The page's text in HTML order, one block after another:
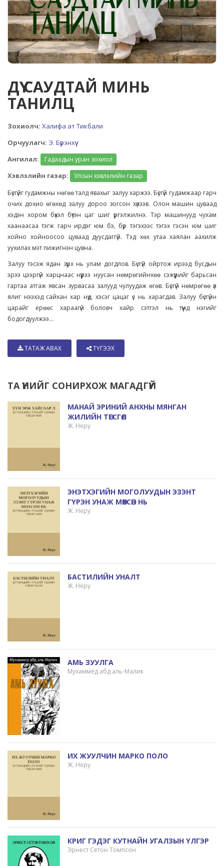
ДҮҮ САУДТАЙ МИНЬ
ТАНИЛЦ
Зохиолч: Халифа ат Тикбали
Орчуулагч: Э. Бүрэнхүү
Ангилал:
Гадаадын уран зохиол
Хэвлэлийн газар:
Улсын хэвлэлийн газар
Бүсгүйг гудамжны нөгөө талд явахыг залуу харжээ. Бүсгүй гудамжаар гарч
очих дохио өгөхөд залуу дороо зогсон хүлээв. Олон машин цуваад
хэдэн хором бүхэл бүтэн цаг шиг үргэлжилнэ. Тэр машинууд чухам
хаанаасаа тэгж гарч ирдэг юм бэ, бүр тэгэхээс тэгэх гэсэн юм шиг
хойно хойноосоо цуваад дуусдаггүй. Тэд хөх утаа хаялан аахилж
уухилах мэт пижигнэн цувна.
Залуу тэсэж ядан зүрх нь улам догдлов. Бүсгүй ойртож ирээд бусдын
эрээ цээргүй харцнаас нүүрээ нуусан нөмрөгийнхөө сэжүүрийг барьсан
гартаа атгаж явсан зурвасаа залууд чулуудаж өгөв. Бүсгүй нөмрөгөө үл
ялиг нээхэд сайхан хар нүд, хэсэг цацаг үс нь харагдав. Залуу бүсгүйн
царайг ерөөс хараагүй боловч хайр сэтгэл нь түүнд нэгийг
бодогдуулжээ...
ТАТАЖ АВАХ ТҮГЭЭХ
ТА ҮҮНИЙГ СОНИРХОЖ МАГАДГҮЙ
МАНАЙ ЭРИНИЙ АНХНЫ МЯНГАН
ЖИЛИЙН ТӨГСГӨЛ
Ж. Неру
ЭНЭТХЭГИЙН МОГОЛУУДЫН ЭЗЭНТ
ГҮРЭН УНАЖ МӨХСӨН НЬ
Ж. Неру
БАСТИЛИЙН УНАЛТ
Ж. Неру
АМЬ ЗУУЛГА
Мухаммед абд аль-Малик
ИХ ЖУУЛЧИН МАРКО ПОЛО
Ж. Неру
КРИГ ГЭДЭГ КУТНАЙН УГАЛЗЫН ҮЛГЭР
Эрнест Сетон Томпсон